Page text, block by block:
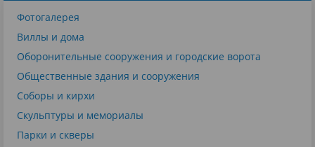
Фотогалерея
Виллы и дома
Оборонительные сооружения и городские ворота
Общественные здания и сооружения
Соборы и кирхи
Скульптуры и мемориалы
Парки и скверы